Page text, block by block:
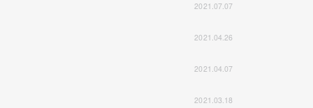
2021.07.07
2021.04.26
2021.04.07
2021.03.18